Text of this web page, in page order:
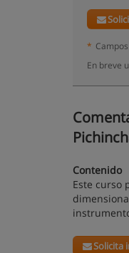
*
En breve
Contenido
Este curso
Solicita